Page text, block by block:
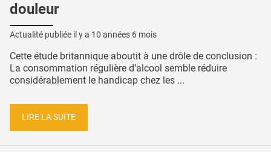
douleur
Actualité publiée il y a 10 années 6 mois
Cette étude britannique aboutit à une drôle de conclusion :
La consommation régulière d’alcool semble réduire
considérablement le handicap chez les ...
LIRE LA SUITE